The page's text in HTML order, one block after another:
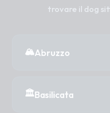
trovare il dog
🏔️Abruzzo
📍 Dog Sitter in
🏛️Basilicata